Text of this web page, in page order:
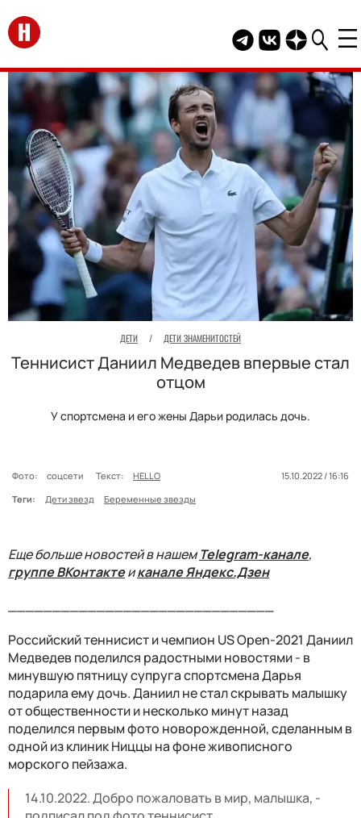
Перейти на главную
Telegram канал
Группа HELLO
Канал
ДЕТИ / ДЕТИ ЗНАМЕНИТОСТЕЙ
Теннисист Даниил Медведев впервые стал
отцом
У спортсмена и его жены Дарьи родилась дочь.
Фото: соцсети Текст: HELLO
15.10.2022 / 16:16
Теги:
Дети звезд Беременные звезды
Еще больше новостей в нашемTelegram-канале,
группе ВКонтактеиканале Яндекс.Дзен
Российский теннисист и чемпион US Open-2021 Даниил
Медведев поделился радостными новостями - в
минувшую пятницу супруга спортсмена Дарья
подарила ему дочь. Даниил не стал скрывать малышку
от общественности и несколько минут назад
поделился первым фото новорожденной, сделанным в
одной из клиник Ниццы на фоне живописного
морского пейзажа.
14.10.2022. Добро пожаловать в мир, малышка, -